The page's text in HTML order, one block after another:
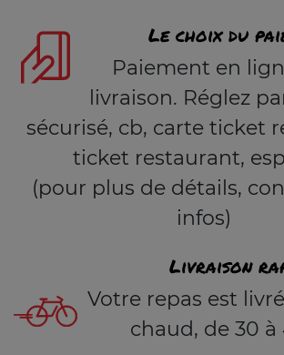
Le choix du
Paiement en
livraison. Réglez
sécurisé, cb, carte ticket
ticket restaurant,
(pour plus de détails,
infos)
Livraison
Votre repas est
chaud, de 30 à